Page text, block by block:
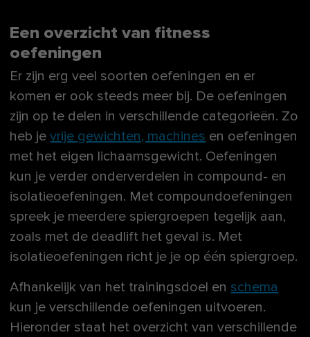
Een overzicht van fitness
oefeningen
Er zijn erg veel soorten oefeningen en er
komen er ook steeds meer bij. De oefeningen
zijn op te delen in verschillende categorieën. Zo
heb jevrije gewichten, machines en oefeningen
met het eigen lichaamsgewicht. Oefeningen
kun je verder onderverdelen in compound- en
isolatieoefeningen. Met compoundoefeningen
spreek je meerdere spiergroepen tegelijk aan,
zoals met de deadlift het geval is. Met
isolatieoefeningen richt je je op één spiergroep.
Afhankelijk van het trainingsdoel en schema
kun je verschillende oefeningen uitvoeren.
Hieronder staat het overzicht van verschillende